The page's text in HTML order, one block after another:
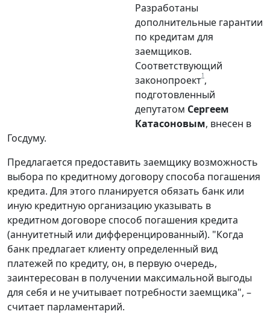
Разработаны
дополнительные гарантии
по кредитам для
заемщиков.
Соответствующий
законопроект1,
подготовленный
депутатом Сергеем
Катасоновым, внесен в
Госдуму.
Предлагается предоставить заемщику возможность
выбора по кредитному договору способа погашения
кредита. Для этого планируется обязать банк или
иную кредитную организацию указывать в
кредитном договоре способ погашения кредита
(аннуитетный или дифференцированный). "Когда
банк предлагает клиенту определенный вид
платежей по кредиту, он, в первую очередь,
заинтересован в получении максимальной выгоды
для себя и не учитывает потребности заемщика", –
считает парламентарий.